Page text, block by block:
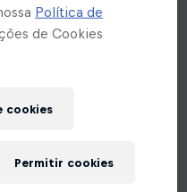
Política de
de Cookies
cookies
Permitir cookies